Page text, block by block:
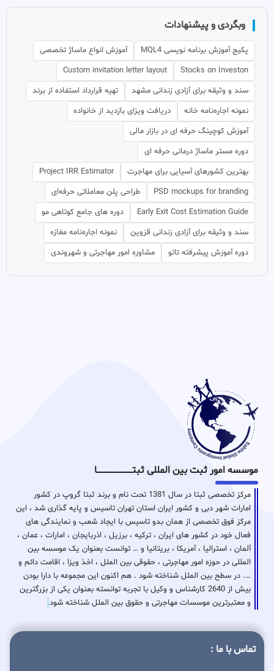
وبگردی و پیشنهادات
پکیج آموزش برنامه نویسی MQL4
آموزش انواع ماساژ تخصصی
Stocks on Investon
Custom invitation letter layout
سند و وثیقه برای آزادی زندانی مشهد
تهیه قرارداد استفاده از برند
نمونه اجاره‌نامه خانه
دریافت ویزای بازدید از خانواده
آموزش کوچینگ حرفه ای در بازار مالی
دوره مستر ماساژ درمانی حرفه ای
بهترین کشورهای آسیایی برای مهاجرت
Project IRR Estimator
PSD mockups for branding
طراحی پلن معاملاتی حرفه‌ای
Early Exit Cost Estimation Guide
دوره های جامع کوتاهی مو
سند و وثیقه برای آزادی زندانی قزوین
نمونه اجاره‌نامه مغازه
دوره آموزش پیشرفته تاتو
مشاوره امور مهاجرتی و شهروندی
موسسه امور ثبت بین المللی ثبتـــــــــــــــــــــــــــــا
مرکز تخصصی ثبتا در سال 1381 تحت نام و برند ثبتا گروپ در کشور
امارات شهر دبی و کشور ایران استان تهران تاسیس و پایه گذاری شد ، این
مرکز فوق تخصصی از همان بدو تاسیس با ایجاد شعب و نمایندگی های
فعال خود در کشور های ایران ، ترکیه ، برزیل ، اذربایجان ، امارات ، عمان ،
آلمان ، استرالیا ، آمریکا ، بریتانیا و … توانست بعنوان یک موسسه بین
المللی در حوزه امور مهاجرتی ، حقوقی بین الملل ، اخذ ویزا ، اقامت دائم و
…. در سطح بین الملل شناخته شود . هم اکنون این مجموعه با دارا بودن
بیش از 2640 کارشناس و وکیل با تجربه توانسته بعنوان یکی از بزرگترین
و معتبرترین موسسات مهاجرتی و حقوق بین الملل شناخته شود.
تماس با ما :